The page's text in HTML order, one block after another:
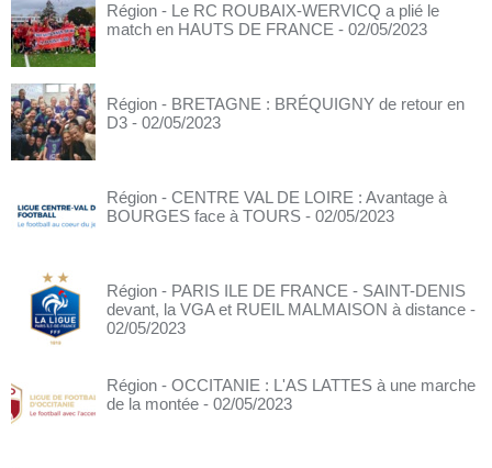
Région - Le RC ROUBAIX-WERVICQ a plié le
match en HAUTS DE FRANCE - 02/05/2023
Région - BRETAGNE : BRÉQUIGNY de retour en
D3 - 02/05/2023
Région - CENTRE VAL DE LOIRE : Avantage à
BOURGES face à TOURS - 02/05/2023
Région - PARIS ILE DE FRANCE - SAINT-DENIS
devant, la VGA et RUEIL MALMAISON à distance -
02/05/2023
Région - OCCITANIE : L'AS LATTES à une marche
de la montée - 02/05/2023